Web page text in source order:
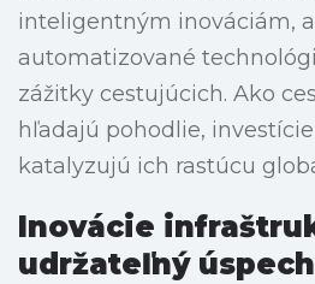
inteligentným inováciám,
automatizované
zážitky cestujúcich. Ako
hľadajú pohodlie,
katalyzujú ich rastúcu
Inovácie
udržateľný úspech